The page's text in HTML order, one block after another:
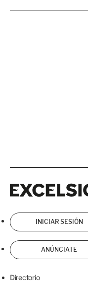
INICIAR SESIÓN
ANÚNCIATE
Directorio